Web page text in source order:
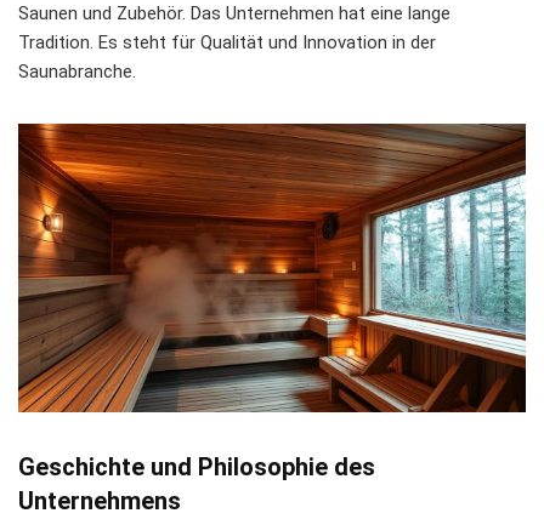
Saunen und Zubehör. Das Unternehmen hat eine lange
Tradition. Es steht für Qualität und Innovation in der
Saunabranche.
Geschichte und Philosophie des
Unternehmens